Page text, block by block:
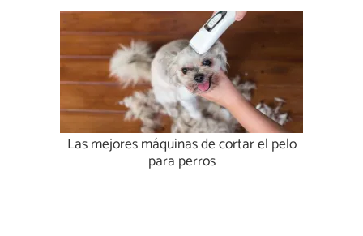
Las mejores máquinas de cortar el pelo
para perros